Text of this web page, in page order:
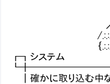
>､_/_ﾄ、 {
,,...---――---
／
/.:.:.:.:.:.:.／.:.:.＞''"
｛.:.:.:.:.:./:.:.:／
┏┓
┃確かに取り込む中な